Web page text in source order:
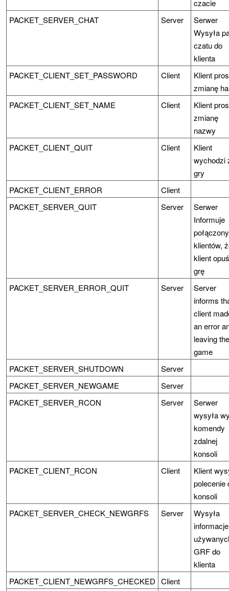
czacie
PACKET_SERVER_CHAT
Server
Serwer
Wysyła
czatu do
klienta
PACKET_CLIENT_SET_PASSWORD
Client
Klient
zmianę
PACKET_CLIENT_SET_NAME
Client
Klient
zmianę
nazwy
PACKET_CLIENT_QUIT
Client
Klient
wychodzi
gry
PACKET_CLIENT_ERROR
Client
PACKET_SERVER_QUIT
Server
Serwer
Informuje
klientów,
klient
grę
PACKET_SERVER_ERROR_QUIT
Server
Server
informs
client
an error
leaving the
game
PACKET_SERVER_SHUTDOWN
Server
PACKET_SERVER_NEWGAME
Server
PACKET_SERVER_RCON
Server
Serwer
wysyła
komendy
zdalnej
konsoli
PACKET_CLIENT_RCON
Client
Klient
polecenie
konsoli
PACKET_SERVER_CHECK_NEWGRFS
Server
Wysyła
GRF do
klienta
PACKET_CLIENT_NEWGRFS_CHECKED Client